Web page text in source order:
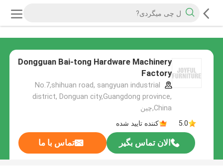
Dongguan Bai-tong Hardware Machinery
Factory
No.7,shihuan road, sangyuan industrial
district, Donguan city,Guangdong province,
China,چین
5.0
کننده تایید شده
الان تماس بگیر تماس با ما